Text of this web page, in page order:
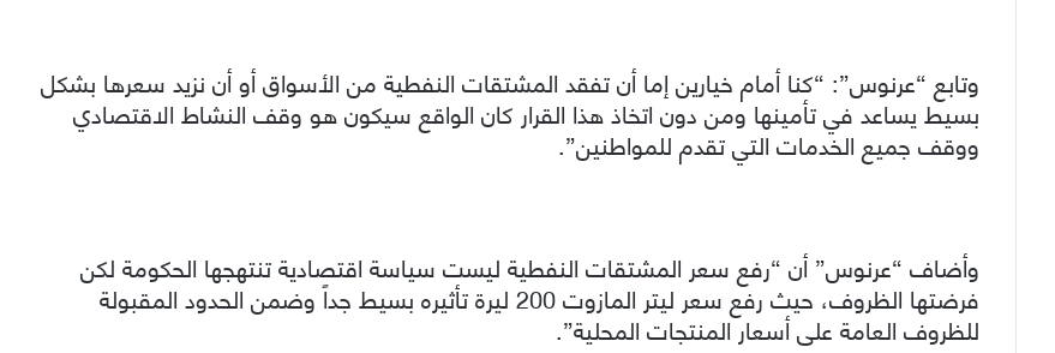
وتابع “عرنوس”: “كنا أمام خيارين إما أن تفقد المشتقات النفطية من الأسواق أو أن نزيد سعرها بشكل
بسيط يساعد في تأمينها ومن دون اتخاذ هذا القرار كان الواقع سيكون هو وقف النشاط الاقتصادي
ووقف جميع الخدمات التي تقدم للمواطنين”.
وأضاف “عرنوس” أن “رفع سعر المشتقات النفطية ليست سياسة اقتصادية تنتهجها الحكومة لكن
فرضتها الظروف، حيث رفع سعر ليتر المازوت 200 ليرة تأثيره بسيط جداً وضمن الحدود المقبولة
للظروف العامة على أسعار المنتجات المحلية”.